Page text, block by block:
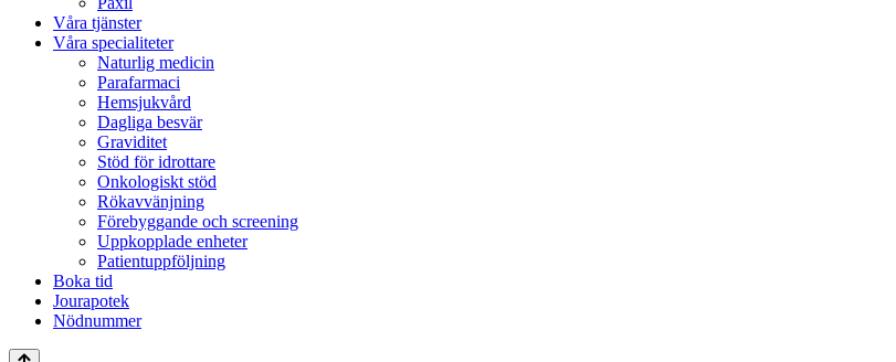
Våra tjänster
Våra specialiteter
Naturlig medicin
Parafarmaci
Hemsjukvård
Dagliga besvär
Graviditet
Stöd för idrottare
Onkologiskt stöd
Rökavvänjning
Förebyggande och screening
Uppkopplade enheter
Patientuppföljning
Boka tid
Jourapotek
Nödnummer